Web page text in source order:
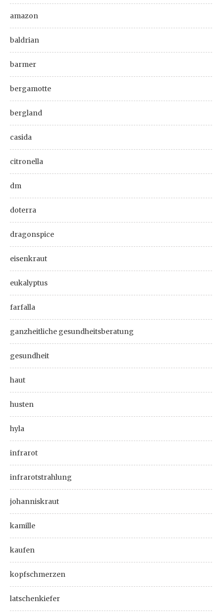
amazon
baldrian
barmer
bergamotte
bergland
casida
citronella
dm
doterra
dragonspice
eisenkraut
eukalyptus
farfalla
ganzheitliche gesundheitsberatung
gesundheit
haut
husten
hyla
infrarot
infrarotstrahlung
johanniskraut
kamille
kaufen
kopfschmerzen
latschenkiefer